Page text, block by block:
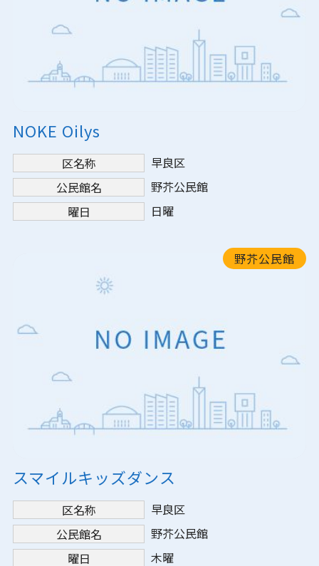
NOKE Oilys
区名称
早良区
公民館名
野芥公民館
曜日
日曜
野芥公民館
スマイルキッズダンス
区名称
早良区
公民館名
野芥公民館
曜日
木曜